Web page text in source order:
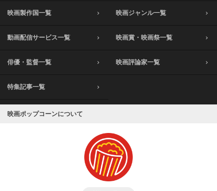
映画製作国一覧 映画ジャンル一覧
動画配信サービス一覧 映画賞・映画祭一覧
俳優・監督一覧 映画評論家一覧
特集記事一覧
映画ポップコーンについて